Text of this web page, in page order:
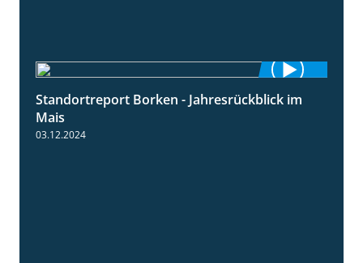
4:26
Standortreport Borken - Jahresrückblick im
Mais
03.12.2024